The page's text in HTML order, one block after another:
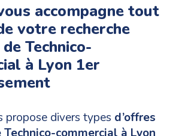
accompagne tout
votre recherche
Technico-
à Lyon 1er
propose divers types d’offres